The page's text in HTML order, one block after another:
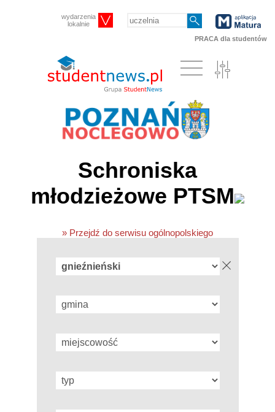
wydarzenia
lokalnie
PRACA dla studentów
Schroniska
młodzieżowe PTSM
» Przejdź do serwisu ogólnopolskiego